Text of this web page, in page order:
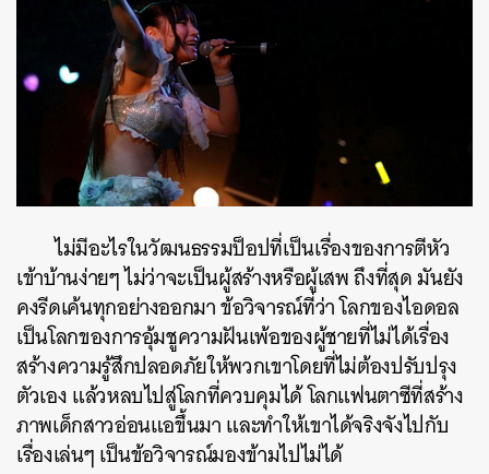
ไม่มีอะไรในวัฒนธรรมป็อปที่เป็นเรื่องของการตีหัว
เข้าบ้านง่ายๆ ไม่ว่าจะเป็นผู้สร้างหรือผู้เสพ ถึงที่สุด มันยัง
คงรีดเค้นทุกอย่างออกมา ข้อวิจารณ์ที่ว่า โลกของไอดอล
เป็นโลกของการอุ้มชูความฝันเพ้อของผู้ชายที่ไม่ได้เรื่อง
สร้างความรู้สึกปลอดภัยให้พวกเขาโดยที่ไม่ต้องปรับปรุง
ตัวเอง แล้วหลบไปสู่โลกที่ควบคุมได้ โลกแฟนตาซีที่สร้าง
ภาพเด็กสาวอ่อนแอขึ้นมา และทำให้เขาได้จริงจังไปกับ
เรื่องเล่นๆ เป็นข้อวิจารณ์มองข้ามไปไม่ได้